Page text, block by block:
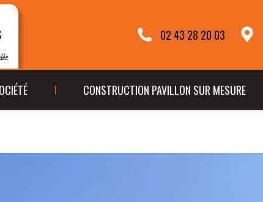
02 43 28 20 03
CONSTRUCTION PAVILLON SUR MESURE